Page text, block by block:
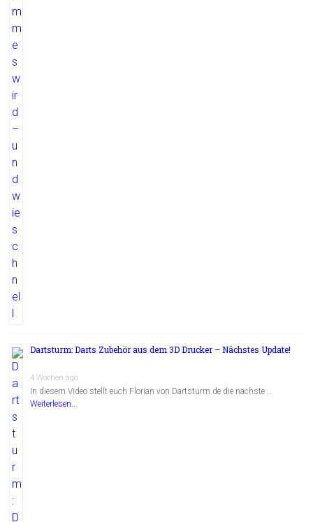
Dartsturm: Darts Zubehör aus dem 3D Drucker – Nächstes Update!
4 Wochen ago
In diesem Video stellt euch Florian von Dartsturm.de die nächste …
Weiterlesen...